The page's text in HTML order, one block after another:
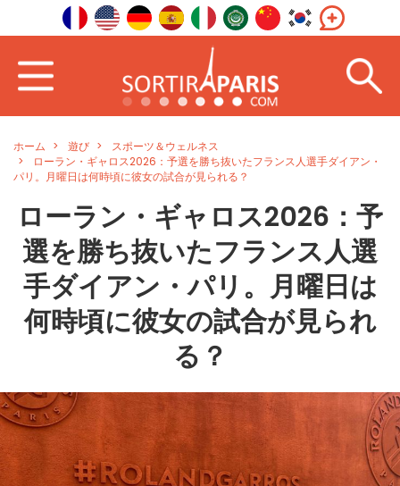
ホーム 遊び
スポーツ＆ウェルネス
ローラン・ギャロス2026：予選を勝ち抜いたフランス人選手ダイアン・
パリ。月曜日は何時頃に彼女の試合が見られる？
ローラン・ギャロス2026：予
選を勝ち抜いたフランス人選
手ダイアン・パリ。月曜日は
何時頃に彼女の試合が見られ
る？